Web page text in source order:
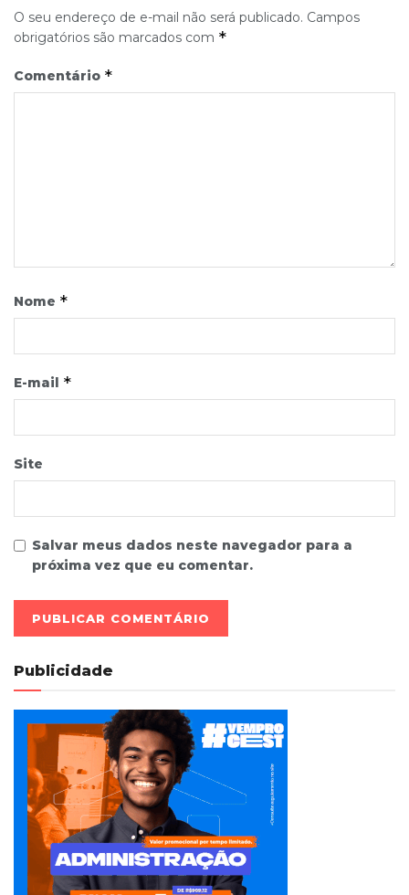
O seu endereço de e-mail não será publicado. Campos
obrigatórios são marcados com *
Comentário *
Nome *
E-mail *
Site
Salvar meus dados neste navegador para a
próxima vez que eu comentar.
Publicidade